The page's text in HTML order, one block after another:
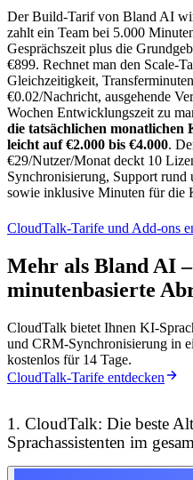
Der Build-Tarif von Bland AI
zahlt ein Team bei 5.000
Gesprächszeit plus die
€899. Rechnet man den Scale-
Gleichzeitigkeit,
€0.02/Nachricht, ausgehende
Wochen Entwicklungszeit zu
die tatsächlichen monatlichen
leicht auf €2.000 bis €4.000.
€29/Nutzer/Monat deckt 10
Synchronisierung, Support
sowie inklusive Minuten für die
CloudTalk-Tarife und Add-ons
Mehr als Bland AI
minutenbasierte
CloudTalk bietet Ihnen KI-
und CRM-Synchronisierung in
kostenlos für 14 Tage.
CloudTalk-Tarife entdecken
1. CloudTalk: Die beste
Sprachassistenten im